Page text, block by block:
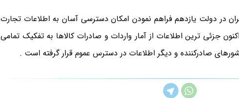
در دولت یازدهم فراهم نمودن امکان دسترسی آسان به اطلاعات تجارت
جزئی ترین اطلاعات از آمار واردات و صادرات کالاها به تفکیک تمامی
صادرکننده و دیگر اطلاعات در دسترس عموم قرار گرفته است .